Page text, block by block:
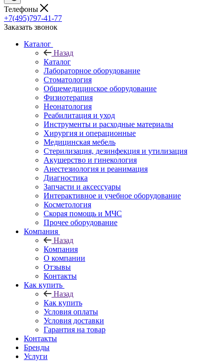
Телефоны
+7(495)797-41-77
Заказать звонок
Каталог
Назад
Каталог
Лабораторное оборудование
Стоматология
Общемедицинское оборудование
Физиотерапия
Неонатология
Реабилитация и уход
Инструменты и расходные материалы
Хирургия и операционные
Медицинская мебель
Стерилизация, дезинфекция и утилизация
Акушерство и гинекология
Анестезиология и реанимация
Диагностика
Запчасти и аксессуары
Интерактивное и учебное оборудование
Косметология
Скорая помощь и МЧС
Прочее оборудование
Компания
Назад
Компания
О компании
Отзывы
Контакты
Как купить
Назад
Как купить
Условия оплаты
Условия доставки
Гарантия на товар
Контакты
Бренды
Услуги